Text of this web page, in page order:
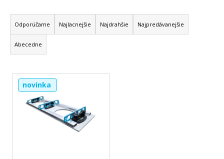
R
a
d
e
i
Odporúčame Najlacnejšie Najdrahšie Najpredávanejšie
Abecedne
V
novinka